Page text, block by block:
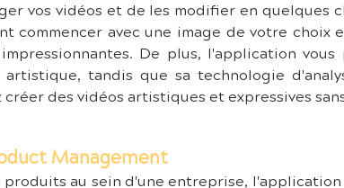
vos vidéos et de les modifier en quelques
commencer avec une image de votre choix
De plus, l'application
tandis que sa technologie
créer des vidéos artistiques et expressives
Management
au sein d'une entreprise,